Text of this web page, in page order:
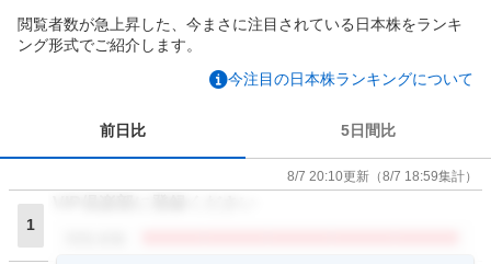
閲覧者数が急上昇した、今まさに注目されている日本株をランキ
ング形式でご紹介します。
今注目の日本株ランキングについて
前日比 5日間比
8/7 20:10更新 （8/7 18:59集計）
1